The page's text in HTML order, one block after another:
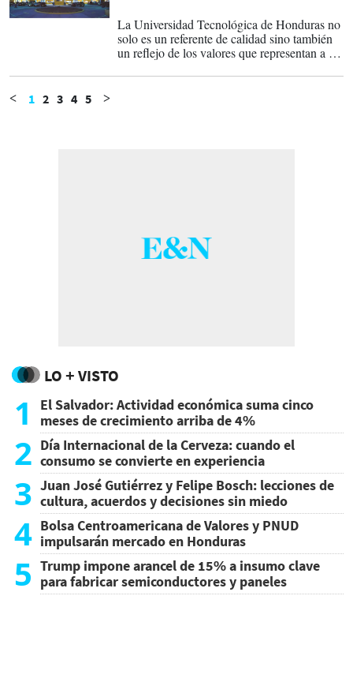
La Universidad Tecnológica de Honduras no
solo es un referente de calidad sino también
un reflejo de los valores que representan a los
< 1 2 3 4 5 >
LO + VISTO
1
El Salvador: Actividad económica suma cinco
meses de crecimiento arriba de 4%
2 Día Internacional de la Cerveza: cuando el
consumo se convierte en experiencia
3 Juan José Gutiérrez y Felipe Bosch: lecciones de
cultura, acuerdos y decisiones sin miedo
4 Bolsa Centroamericana de Valores y PNUD
impulsarán mercado en Honduras
5 Trump impone arancel de 15% a insumo clave
para fabricar semiconductores y paneles